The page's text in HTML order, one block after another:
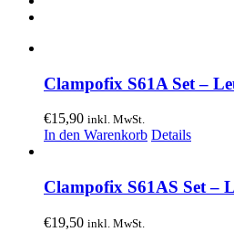
Clampofix S61A Set –
€15,90 inkl. MwSt.
In den Warenkorb Details
Clampofix S61AS Set –
€19,50 inkl. MwSt.